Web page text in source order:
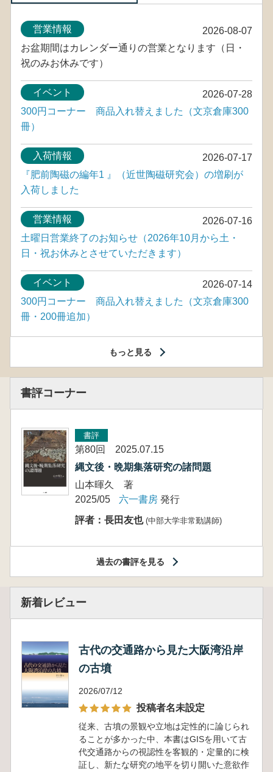
2026-08-07
営業情報
お盆期間はカレンダー通りの営業となります（日・
祝のみお休みです）
2026-07-28
イベント
300円コーナー 商品入れ替えました（文京倉庫300
冊）
2026-07-17
入荷情報
『肥前陶磁の編年1 』（近世陶磁研究会）の増刷が
入荷しました
2026-07-16
営業情報
土曜日営業終了のお知らせ（2026年10月から土・
日・祝お休みとさせていただきます）
2026-07-14
イベント
300円コーナー 商品入れ替えました（文京倉庫300
冊・200冊追加）
もっと見る
書評コーナー
書評
第80回 2025.07.15
縄文後・晩期集落研究の諸問題
山本暉久 著
2025/05
六一書房 発行
評者：長田友也 (中部大学非常勤講師)
過去の書評を見る
新着レビュー
古代の交通路から見た大阪湾沿岸
の古墳
2026/07/12
投稿者名未設定
従来、古墳の景観や立地は定性的に論じられ
ることが多かった中、本書はGISを用いて古
代交通路からの視認性を客観的・定量的に検
証し、新たな研究の地平を切り開いた意欲作